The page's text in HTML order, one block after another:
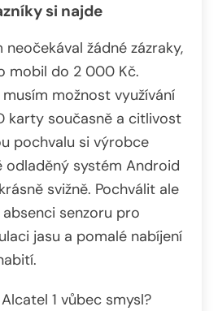
si najde
neočekával žádné zázraky,
mobil do 2 000 Kč.
možnost využívání
karty současně a citlivost
pochvalu si výrobce
odladěný systém Android
svižně. Pochválit ale
senzoru pro
jasu a pomalé nabíjení
1 vůbec smysl?